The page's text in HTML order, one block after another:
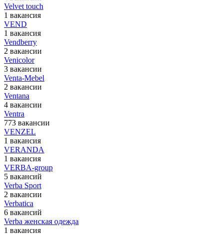
Velvet touch
1 вакансия
VEND
1 вакансия
Vendberry
2 вакансии
Venicolor
3 вакансии
Venta-Mebel
2 вакансии
Ventana
4 вакансии
Ventra
773 вакансии
VENZEL
1 вакансия
VERANDA
1 вакансия
VERBA-group
5 вакансий
Verba Sport
2 вакансии
Verbatica
6 вакансий
Verba женская одежда
1 вакансия